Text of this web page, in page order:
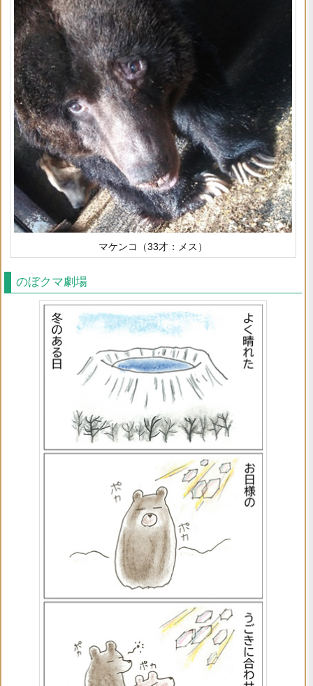
マケンコ（33才：メス）
のぼクマ劇場